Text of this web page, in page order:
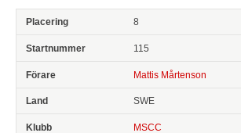
8
115
Mattis Mårtenson
SWE
MSCC